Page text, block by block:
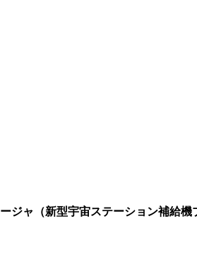
ャ（新型宇宙ステーション補給機